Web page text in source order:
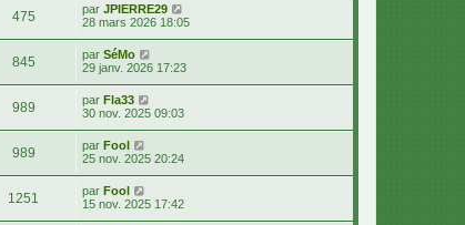
475 par JPIERRE29
28 mars 2026 18:05
845 par SéMo
29 janv. 2026 17:23
989 par Fla33
30 nov. 2025 09:03
989 par Fool
25 nov. 2025 20:24
1251 par Fool
15 nov. 2025 17:42